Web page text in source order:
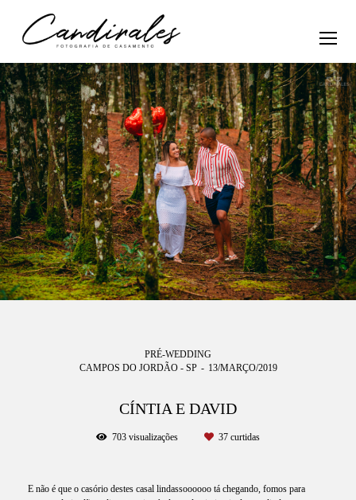
PRÉ-WEDDING
CAMPOS DO JORDÃO - SP
13/MARÇO/2019
CÍNTIA E DAVID
703 visualizações 37 curtidas
E não é que o casório destes casal lindassoooooo tá chegando, fomos para